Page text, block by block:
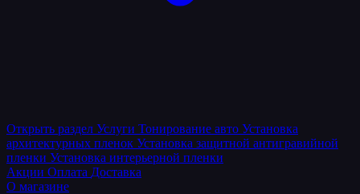
Открыть раздел Услуги Тонирование авто Установка
архитектурных пленок Установка защитной антигравийной
пленки Установка интерьерной пленки
Акции Оплата Доставка
О магазине